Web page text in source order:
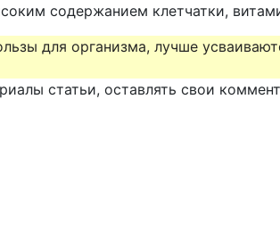
содержанием клетчатки,
для организма, лучше
статьи, оставлять свои